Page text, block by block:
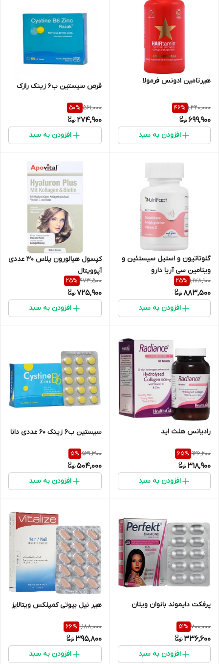
هیرتامین ادونس فرمولا
1,320,000
46%
699,900
افزودن به سبد
قرص سیستین ب6 زینک رازک
561,000
50%
274,900
افزودن به سبد
گلوتاتیون و استیل سیستئین و
ویتامین سی آریا دارو
1,178,100
25%
883,500
افزودن به سبد
کپسول هیالورون پلاس 30 عددی
آپوویتال
973,500
25%
725,900
افزودن به سبد
رادیانس هلث اید
926,200
65%
318,900
افزودن به سبد
سیستین ب6 زینک 60 عددی دانا
531,300
5%
504,000
افزودن به سبد
پرفکت دایموند بانوان ویتان
700,000
51%
336,600
افزودن به سبد
هیر نیل بیوتی کمپلکس ویتالایز
1,188,000
66%
395,800
افزودن به سبد